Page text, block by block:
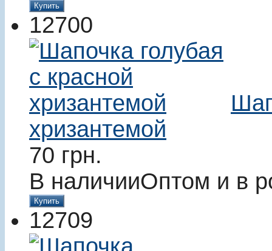
Купить
12700
хризантемой
70 грн.
В наличииОптом и в
Купить
12709